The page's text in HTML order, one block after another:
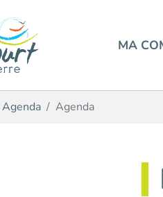
MA
Agenda Agenda